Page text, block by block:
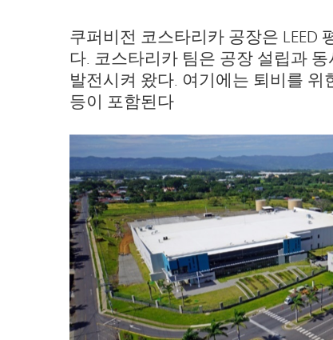
쿠퍼비전 코스타리카 공장은
다. 코스타리카 팀은 공장 설립과
발전시켜 왔다. 여기에는 퇴비를 위
등이 포함된다